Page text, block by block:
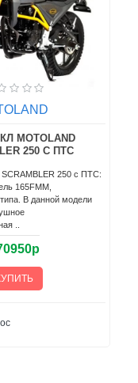
WOLF 300
300 см³.Чоппер WOLF
внимание своим
КУПИТЬ